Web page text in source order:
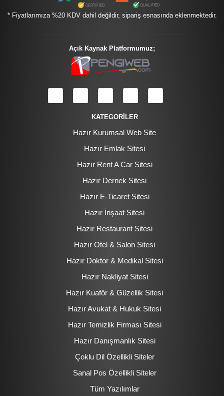
* Fiyatlarımıza %20 KDV dahil değildir, sipariş esnasında eklenmektedir.
Açık Kaynak Platformumuz;
KATEGORİLER
Hazır Kurumsal Web Site
Hazır Emlak Sitesi
Hazır Rent A Car Sitesi
Hazır Dernek Sitesi
Hazır E-Ticaret Sitesi
Hazır İnşaat Sitesi
Hazır Restaurant Sitesi
Hazır Otel & Salon Sitesi
Hazır Doktor & Medikal Sitesi
Hazır Nakliyat Sitesi
Hazır Kuaför & Güzellik Sitesi
Hazır Avukat & Hukuk Sitesi
Hazır Temizlik Firması Sitesi
Hazır Danışmanlık Sitesi
Çoklu Dil Özellikli Siteler
Sanal Pos Özellikli Siteler
Tüm Yazılımlar